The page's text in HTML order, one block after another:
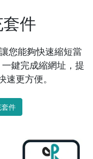
件
您能夠快速縮短當
鍵完成縮網址，提
更方便。
件